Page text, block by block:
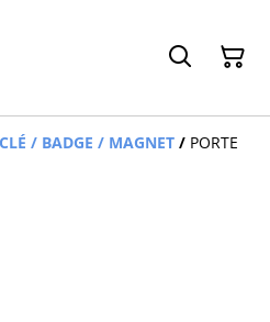
/ BADGE / MAGNET / PORTE